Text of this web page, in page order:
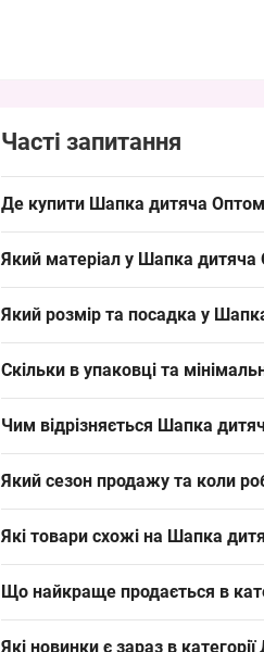
Часті запитання
Де купити Шапка дитяча Оптом
осіннього асортименту і добре
Який матеріал у Шапка дитяча
гіпоалергенною альтернативою в
Який розмір та посадка у
викладається в набори для
Скільки в упаковці та
поповнювати асортимент магазинів.
Чим відрізняється Шапка
бавовни і мати підкладку, а ця
Який сезон продажу та коли
дозволяє своєчасно оновити
Які товари схожі на Шапка
Шапка дитяча «Spiderman»
Що найкраще продається в
Які новинки є зараз в категорії